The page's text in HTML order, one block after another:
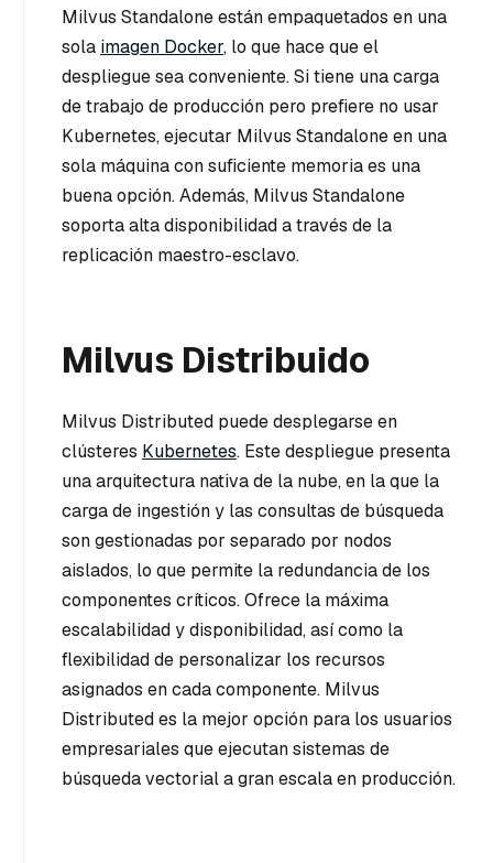
Milvus Standalone están empaquetados en una
sola imagen Docker, lo que hace que el
despliegue sea conveniente. Si tiene una carga
de trabajo de producción pero prefiere no usar
Kubernetes, ejecutar Milvus Standalone en una
sola máquina con suficiente memoria es una
buena opción. Además, Milvus Standalone
soporta alta disponibilidad a través de la
replicación maestro-esclavo.
Milvus Distribuido
Milvus Distributed puede desplegarse en
clústeres Kubernetes. Este despliegue presenta
una arquitectura nativa de la nube, en la que la
carga de ingestión y las consultas de búsqueda
son gestionadas por separado por nodos
aislados, lo que permite la redundancia de los
componentes críticos. Ofrece la máxima
escalabilidad y disponibilidad, así como la
flexibilidad de personalizar los recursos
asignados en cada componente. Milvus
Distributed es la mejor opción para los usuarios
empresariales que ejecutan sistemas de
búsqueda vectorial a gran escala en producción.